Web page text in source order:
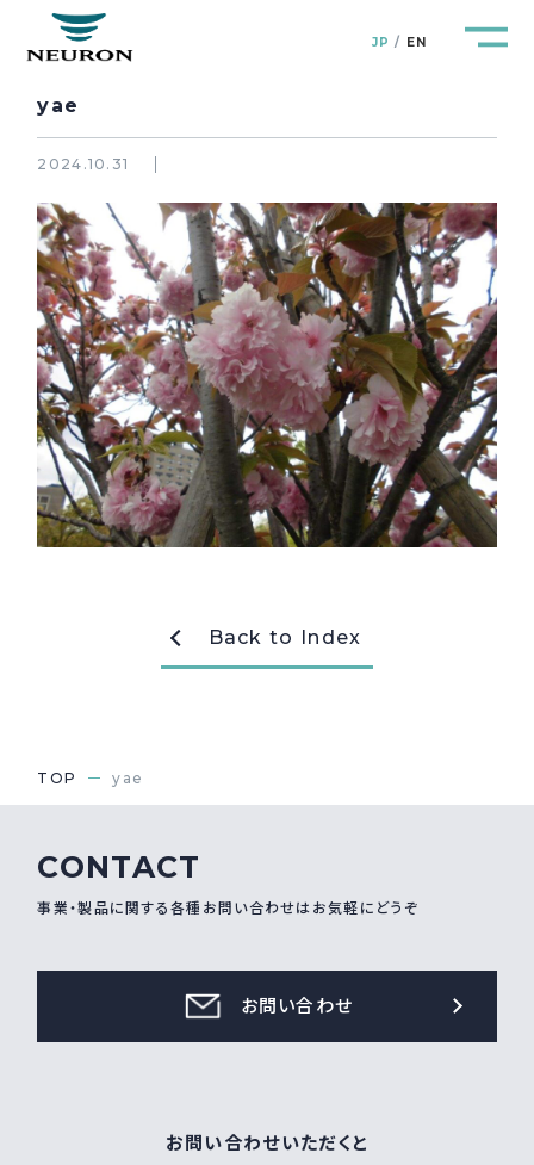
JP EN
管路防災研究所 Pipeline Resilience Lab.
企業情報 Company
製品＆サービス Products&Service
研究開発 R&D
新着情報 News&Topics
yae
2024.10.31
Back to Index
TOP yae
CONTACT
事業・製品に関する各種お問い合わせはお気軽にどうぞ
お問い合わせ
お問い合わせいただくと